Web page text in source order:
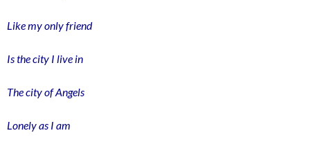
Like my only friend
Is the city I live in
The city of Angels
Lonely as I am